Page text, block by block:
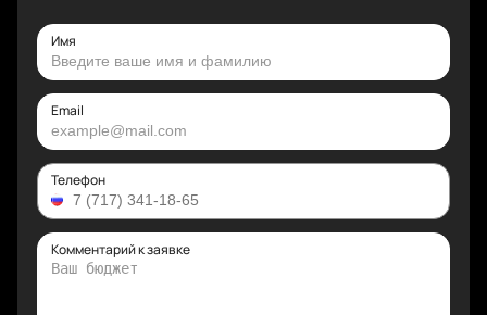
Имя
Email
Телефон
Комментарий к заявке